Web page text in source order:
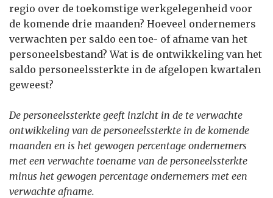
regio over de toekomstige werkgelegenheid voor
de komende drie maanden? Hoeveel ondernemers
verwachten per saldo een toe- of afname van het
personeelsbestand? Wat is de ontwikkeling van het
saldo personeelssterkte in de afgelopen kwartalen
geweest?
De personeelssterkte geeft inzicht in de te verwachte
ontwikkeling van de personeelssterkte in de komende
maanden en is het gewogen percentage ondernemers
met een verwachte toename van de personeelssterkte
minus het gewogen percentage ondernemers met een
verwachte afname.